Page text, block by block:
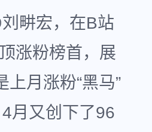
畊宏，在B站
涨粉榜首，展
月涨粉“黑马”
月又创下了96